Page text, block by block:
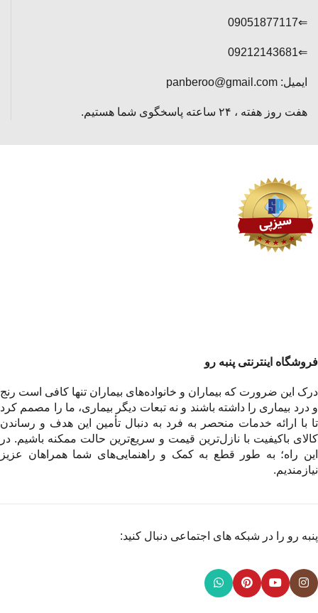
⇐09051877117
⇐09212143681
ایمیل: panberoo@gmail.com
هفت روز هفته ، ۲۴ ساعته پاسخگوی شما هستیم.
فروشگاه اینترنتی پنبه رو
درک این ضرورت که بیماران و خانواده‌های بیماران تنها کافی است رنج
و درد بیماری را داشته باشند و نه تبعات دیگر بیماری، ما را مصمم کرد
تا با ارائه خدمات منحصر به فرد به دنبال تأمین این هدف و رساندن
کالای باکیفیت با نازل‌ترین قیمت و سریع‌ترین حالت ممکنه باشیم. در
این راه؛ به طور قطع به کمک و راهنمایی‌های شما همراهان عزیز
نیازمندیم.
پنبه رو را در شبکه های اجتماعی دنبال کنید: